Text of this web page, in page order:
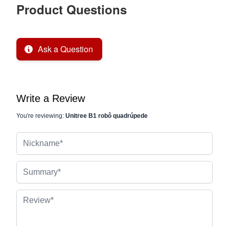
Product Questions
Ask a Question
Write a Review
You're reviewing: Unitree B1 robô quadrúpede
Review